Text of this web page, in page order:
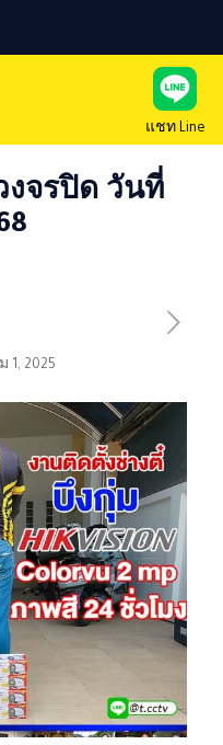
แชท Line
งจรปิด วันที่
1, 2025